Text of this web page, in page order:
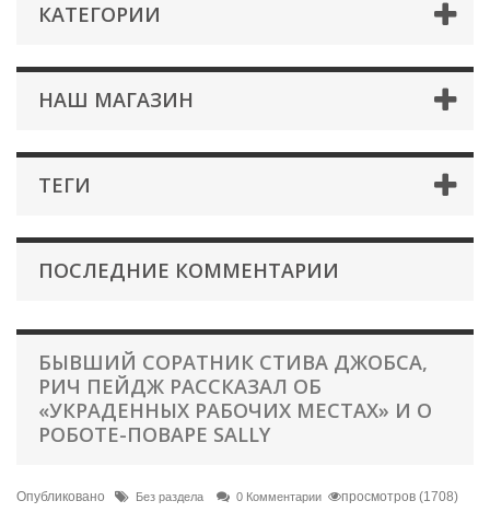
КАТЕГОРИИ
НАШ МАГАЗИН
ТЕГИ
ПОСЛЕДНИЕ КОММЕНТАРИИ
БЫВШИЙ СОРАТНИК СТИВА ДЖОБСА,
РИЧ ПЕЙДЖ РАССКАЗАЛ ОБ
«УКРАДЕННЫХ РАБОЧИХ МЕСТАХ» И O
РОБОТЕ-ПОВАРЕ SALLY
Опубликовано Без раздела 0 Комментарии просмотров (1708)